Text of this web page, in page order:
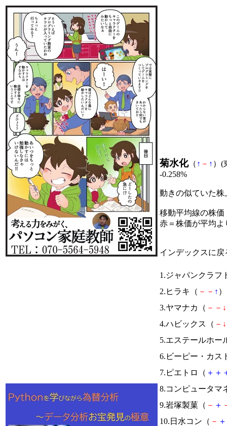
菊水化（ ↑ － ↑ ）(
-0.258%
動きの似ていた
移動平均線の株価
赤＝株価が平均
インデックスに戻
1.ジャパンクラフ
2.ヒラキ（ － － ↑
3.ヤマナカ（ － － ↓
4.ハビックス（ － ↓
5.エステールホー
6.ビーピー・カス
7.ピエトロ（ ＋ ＋
8.コンピュータマ
9.岩塚製菓（ － ＋
10.日水コン（ － ＋